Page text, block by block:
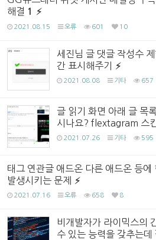
해결 1
2021.08.15 오류 601 10
세진님 글 댓글 작성수
간 표시해주기
2021.08.08 기타 657
글 읽기 화면 아래 글 목
시나요? flextagram 스
2021.07.26 기타 595
태그 연관글 애드온 다른 애드온 등에
발생시키는 문제
2021.07.16 오류 658 8
비개발자가 라이믹스의
수 있는 능력을 갖추는데